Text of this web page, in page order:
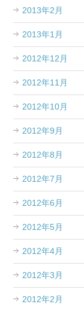
2013年2月
2013年1月
2012年12月
2012年11月
2012年10月
2012年9月
2012年8月
2012年7月
2012年6月
2012年5月
2012年4月
2012年3月
2012年2月